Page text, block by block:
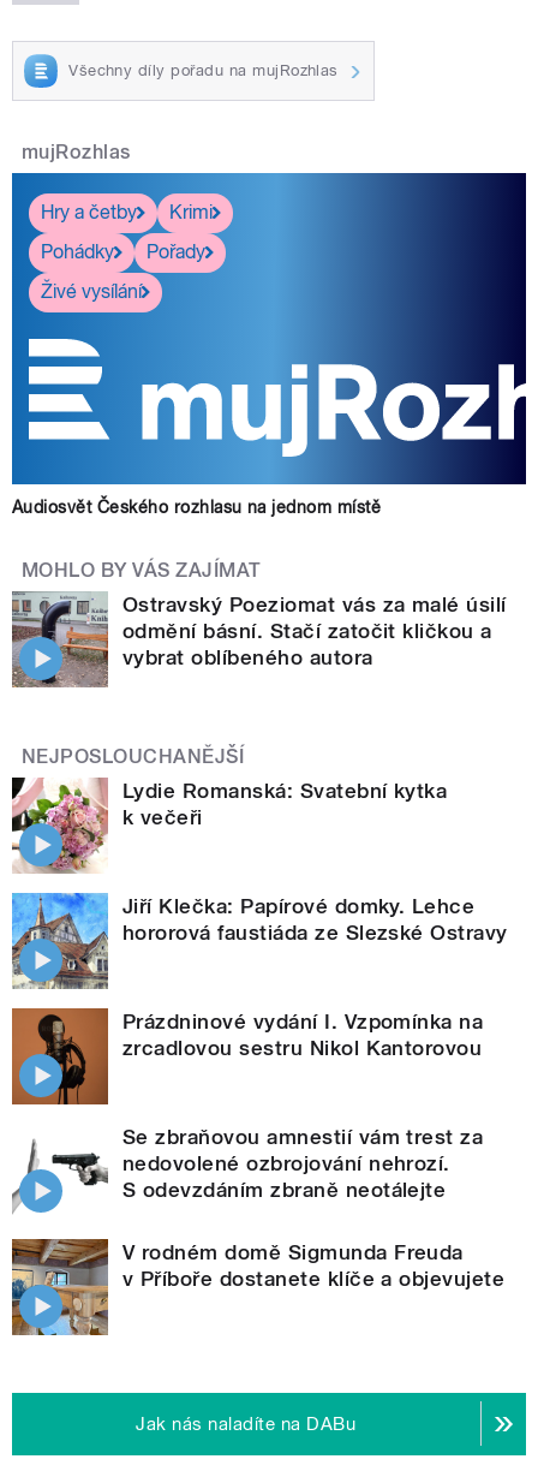
Všechny díly pořadu na mujRozhlas
mujRozhlas
Hry a četby
Krimi
Pohádky
Pořady
Živé vysílání
Audiosvět Českého rozhlasu na jednom místě
MOHLO BY VÁS ZAJÍMAT
Ostravský Poeziomat vás za malé úsilí
odmění básní. Stačí zatočit kličkou a
vybrat oblíbeného autora
NEJPOSLOUCHANĚJŠÍ
Lydie Romanská: Svatební kytka
k večeři
Jiří Klečka: Papírové domky. Lehce
hororová faustiáda ze Slezské Ostravy
Prázdninové vydání I. Vzpomínka na
zrcadlovou sestru Nikol Kantorovou
Se zbraňovou amnestií vám trest za
nedovolené ozbrojování nehrozí.
S odevzdáním zbraně neotálejte
V rodném domě Sigmunda Freuda
v Příboře dostanete klíče a objevujete
Jak nás naladíte na DABu